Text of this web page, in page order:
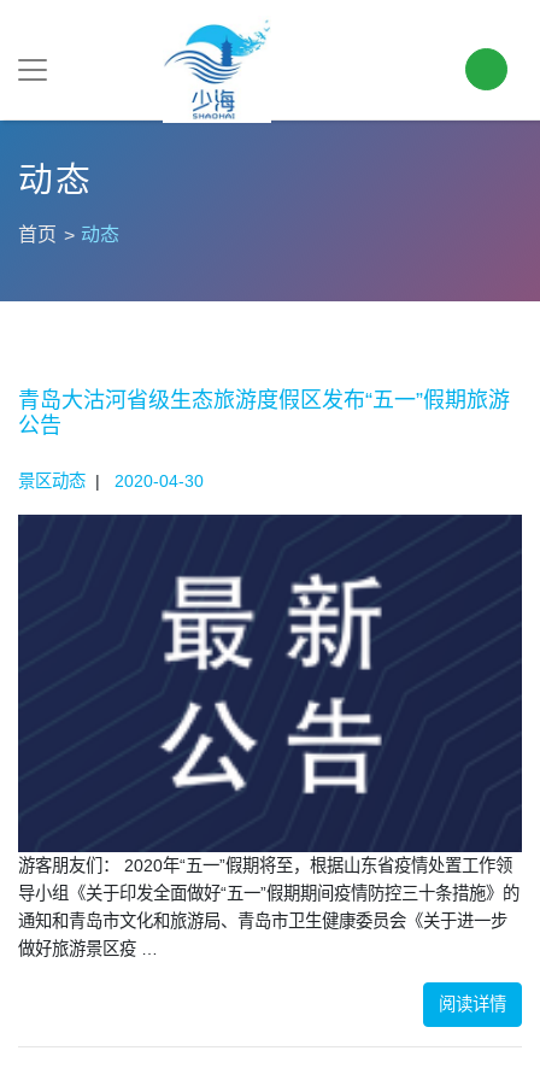
动态
首页 动态
青岛大沽河省级生态旅游度假区发布“五一”假期旅游
公告
景区动态 | 2020-04-30
游客朋友们： 2020年“五一”假期将至，根据山东省疫情处置工作领
导小组《关于印发全面做好“五一”假期期间疫情防控三十条措施》的
通知和青岛市文化和旅游局、青岛市卫生健康委员会《关于进一步
做好旅游景区疫 …
阅读详情